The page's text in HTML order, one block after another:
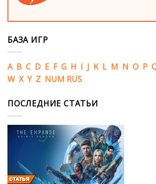
БАЗА ИГР
A B C D E F G H I J K L M N O P
W X Y Z NUM RUS
ПОСЛЕДНИЕ СТАТЬИ